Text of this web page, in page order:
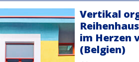
Vertikal
im Herzen
(Belgien)